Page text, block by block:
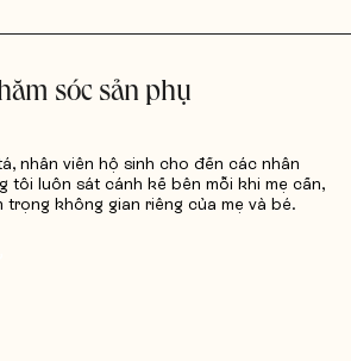
sóc sản phụ
nhân viên hộ sinh cho đến các nhân
tôi luôn sát cánh kề bên mỗi khi mẹ cần,
không gian riêng của mẹ và bé.